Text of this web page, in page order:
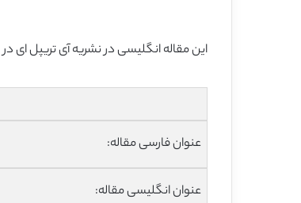
این مقاله انگلیسی در نشریه آی تریپل ای در 8 صفحه در سال 2009 منتشر شده و ترجمه آن 20 صفحه بوده و آماده دانلود رایگان می باشد.
عنوان فارسی مقاله:
عنوان انگلیسی مقاله: